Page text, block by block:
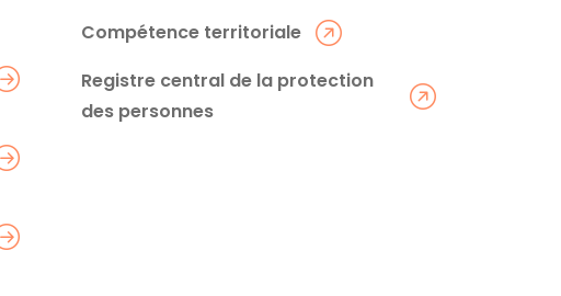
Compétence territoriale
Registre central de la protection
des personnes